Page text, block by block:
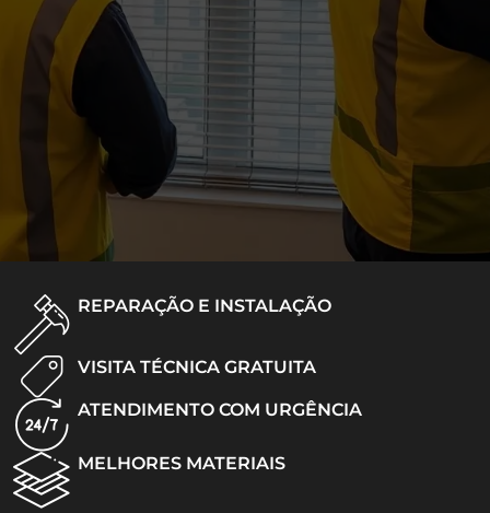
REPARAÇÃO E INSTALAÇÃO
VISITA TÉCNICA GRATUITA
ATENDIMENTO COM URGÊNCIA
MELHORES MATERIAIS